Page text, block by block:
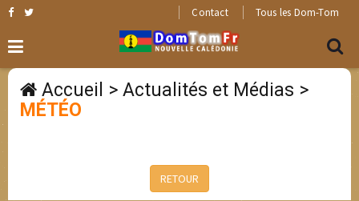
Contact Tous les Dom-Tom
Accueil > Actualités et Médias >
MÉTÉO
RETOUR